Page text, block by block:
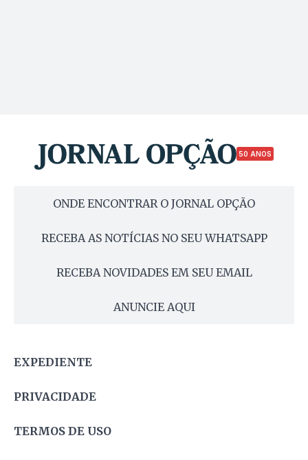
50 ANOS
ONDE ENCONTRAR O JORNAL OPÇÃO
RECEBA AS NOTÍCIAS NO SEU WHATSAPP
RECEBA NOVIDADES EM SEU EMAIL
ANUNCIE AQUI
EXPEDIENTE
PRIVACIDADE
TERMOS DE USO